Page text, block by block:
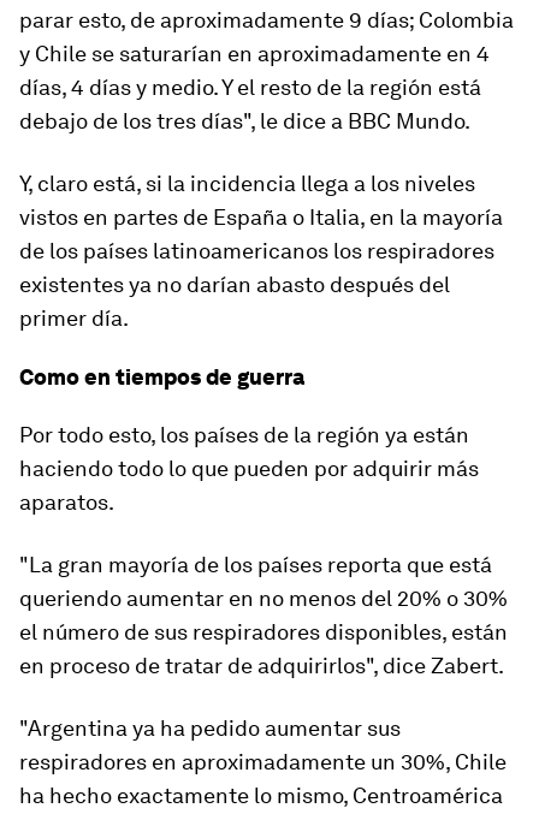
parar esto, de aproximadamente 9 días; Colombia
y Chile se saturarían en aproximadamente en 4
días, 4 días y medio. Y el resto de la región está
debajo de los tres días", le dice a BBC Mundo.
Y, claro está, si la incidencia llega a los niveles
vistos en partes de España o Italia, en la mayoría
de los países latinoamericanos los respiradores
existentes ya no darían abasto después del
primer día.
Como en tiempos de guerra
Por todo esto, los países de la región ya están
haciendo todo lo que pueden por adquirir más
aparatos.
"La gran mayoría de los países reporta que está
queriendo aumentar en no menos del 20% o 30%
el número de sus respiradores disponibles, están
en proceso de tratar de adquirirlos", dice Zabert.
"Argentina ya ha pedido aumentar sus
respiradores en aproximadamente un 30%, Chile
ha hecho exactamente lo mismo, Centroamérica